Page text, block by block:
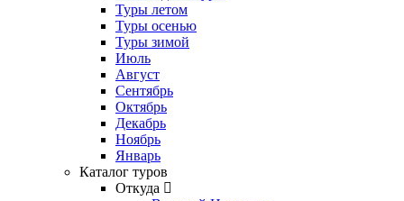
Туры летом
Туры осенью
Туры зимой
Июль
Август
Сентябрь
Октябрь
Декабрь
Ноябрь
Январь
Каталог туров
Откуда